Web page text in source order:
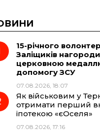
15-річного
Заліщиків
церковною
допомогу ЗСУ
07.08.2026, 18:07
Як військовим у
отримати перший
іпотекою «єОселя»
07.08.2026, 17:16